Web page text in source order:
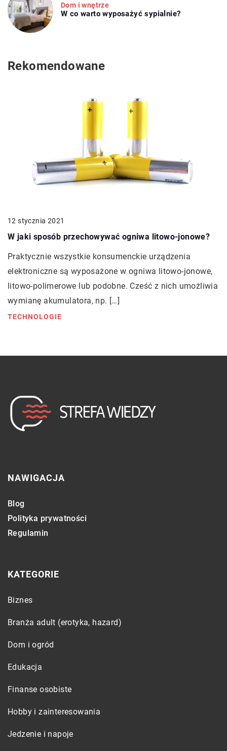
Dom i wnętrze
W co warto wyposażyć sypialnie?
Rekomendowane
12 stycznia 2021
W jaki sposób przechowywać ogniwa litowo-jonowe?
Praktycznie wszystkie konsumenckie urządzenia
elektroniczne są wyposażone w ogniwa litowo-jonowe,
litowo-polimerowe lub podobne. Cześć z nich umożliwia
wymianę akumulatora, np. […]
TECHNOLOGIE
NAWIGACJA
Blog
Polityka prywatności
Regulamin
KATEGORIE
Biznes
Branża adult (erotyka, hazard)
Dom i ogród
Edukacja
Finanse osobiste
Hobby i zainteresowania
Jedzenie i napoje